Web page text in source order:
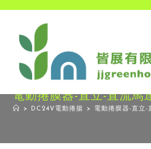
電動捲膜器-直立-直流馬
> DC24V電動捲揚 > 電動捲膜器-直立-